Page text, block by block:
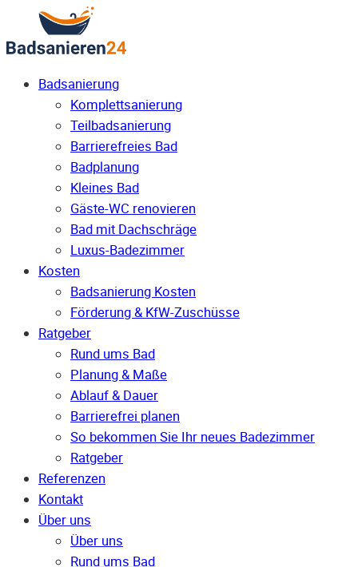
Badsanierung
Komplettsanierung
Teilbadsanierung
Barrierefreies Bad
Badplanung
Kleines Bad
Gäste-WC renovieren
Bad mit Dachschräge
Luxus-Badezimmer
Kosten
Badsanierung Kosten
Förderung & KfW-Zuschüsse
Ratgeber
Rund ums Bad
Planung & Maße
Ablauf & Dauer
Barrierefrei planen
So bekommen Sie Ihr neues Badezimmer
Ratgeber
Referenzen
Kontakt
Über uns
Über uns
Rund ums Bad